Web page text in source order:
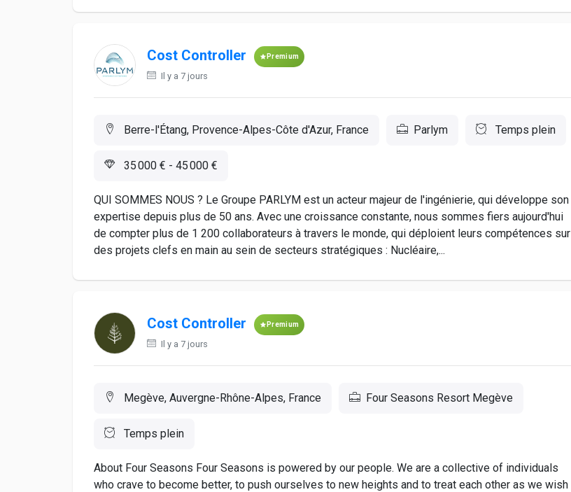
Cost Controller Premium
Il y a 7 jours
Berre-l'Étang, Provence-Alpes-Côte d'Azur, France Parlym Temps plein
35 000 € - 45 000 €
QUI SOMMES NOUS ? Le Groupe PARLYM est un acteur majeur de l'ingénierie, qui développe son
expertise depuis plus de 50 ans. Avec une croissance constante, nous sommes fiers aujourd'hui
de compter plus de 1 200 collaborateurs à travers le monde, qui déploient leurs compétences sur
des projets clefs en main au sein de secteurs stratégiques : Nucléaire,...
Cost Controller Premium
Il y a 7 jours
Megève, Auvergne-Rhône-Alpes, France Four Seasons Resort Megève
Temps plein
About Four Seasons Four Seasons is powered by our people. We are a collective of individuals
who crave to become better, to push ourselves to new heights and to treat each other as we wish